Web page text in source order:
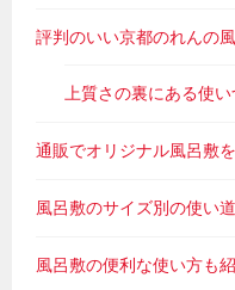
評判のいい京都のれんの
上質さの裏にある使
通販でオリジナル風呂敷
風呂敷のサイズ別の使い道
風呂敷の便利な使い方も